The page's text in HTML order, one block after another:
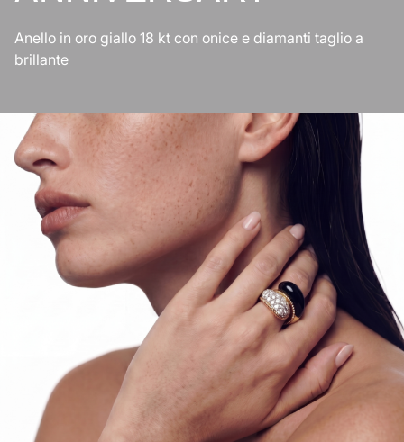
Anello in oro giallo 18 kt con onice e diamanti taglio a
brillante